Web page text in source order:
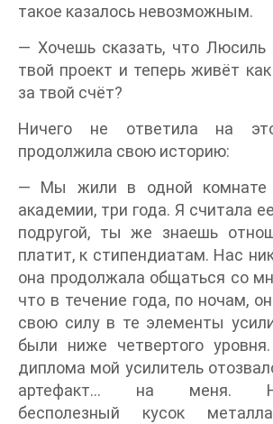
такое казалось невозможным.
— Хочешь сказать, что Люсиль
твой проект и теперь живёт
за твой счёт?
Ничего не ответила на
продолжила свою историю:
— Мы жили в одной комнате
академии, три года. Я считала
подругой, ты же знаешь
платит, к стипендиатам. Нас
она продолжала общаться со
что в течение года, по ночам,
свою силу в те элементы
были ниже четвертого
диплома мой усилитель
артефакт… на меня.
бесполезный кусок